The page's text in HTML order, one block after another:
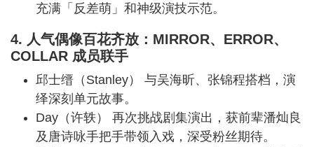
充满「反差萌」和神级演技示范。
4. 人气偶像百花齐放：MIRROR、ERROR、
COLLAR 成员联手
邱士缙（Stanley） 与吴海昕、张锦程搭档，演
绎深刻单元故事。
Day（许轶） 再次挑战剧集演出，获前辈潘灿良
及唐诗咏手把手带领入戏，深受粉丝期待。